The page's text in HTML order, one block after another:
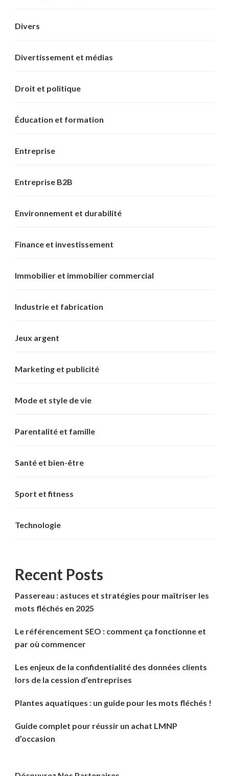
Divers
Divertissement et médias
Droit et politique
Éducation et formation
Entreprise
Entreprise B2B
Environnement et durabilité
Finance et investissement
Immobilier et immobilier commercial
Industrie et fabrication
Jeux argent
Marketing et publicité
Mode et style de vie
Parentalité et famille
Santé et bien-être
Sport et fitness
Technologie
Recent Posts
Passereau : astuces et stratégies pour maîtriser les
mots fléchés en 2025
Le référencement SEO : comment ça fonctionne et
par où commencer
Les enjeux de la confidentialité des données clients
lors de la cession d’entreprises
Plantes aquatiques : un guide pour les mots fléchés !
Guide complet pour réussir un achat LMNP
d’occasion